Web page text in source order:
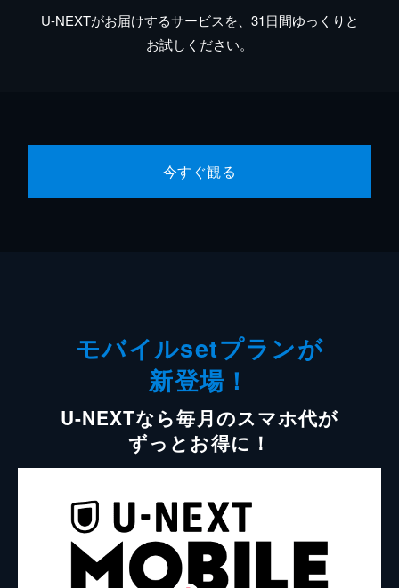
U-NEXTがお届けするサービスを、31日間ゆっくりと
お試しください。
今すぐ観る
モバイルsetプランが
新登場！
U-NEXTなら毎月のスマホ代が
ずっとお得に！